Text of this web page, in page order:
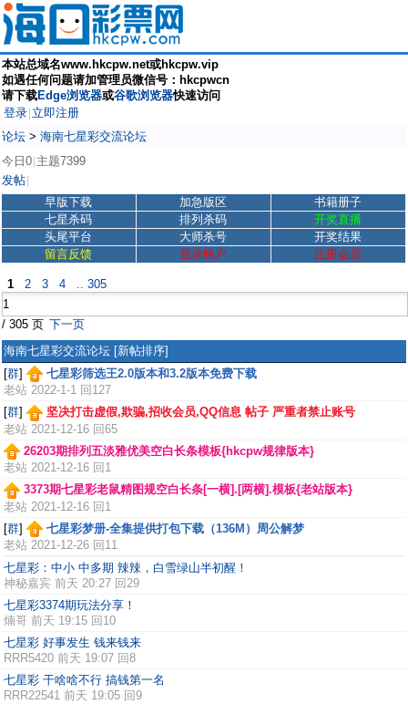
本站总域名www.hkcpw.net或hkcpw.vip
如遇任何问题请加管理员微信号：hkcpwcn
请下载Edge浏览器或谷歌浏览器快速访问
登录 立即注册
论坛 > 海南七星彩交流论坛
今日0 主题7399
发帖
早版下载 加急版区
书籍册子
七星杀码
排列杀码
开奖直播
头尾平台
大师杀号
开奖结果
留言反馈
登录账户 注册会员
1 2 3 4 .. 305
/ 305 页 下一页
海南七星彩交流论坛 [新帖排序]
[群]
七星彩筛选王2.0版本和3.2版本免费下载
老站 2022-1-1 回127
[群]
坚决打击虚假,欺骗,招收会员,QQ信息 帖子 严重者禁止账号
老站 2021-12-16 回65
26203期排列五淡雅优美空白长条模板{hkcpw规律版本}
老站 2021-12-16 回1
3373期七星彩老鼠精图规空白长条[一横].[两横].模板{老站版本}
老站 2021-12-16 回1
[群]
七星彩梦册-全集提供打包下载（136M）周公解梦
老站 2021-12-26 回11
七星彩：中小 中多期 辣辣，白雪绿山半初醒！
神秘嘉宾 前天 20:27 回29
七星彩3374期玩法分享！
煵哥 前天 19:15 回10
七星彩 好事发生 钱来钱来
RRR5420 前天 19:07 回8
七星彩 干啥啥不行 搞钱第一名
RRR22541 前天 19:05 回9